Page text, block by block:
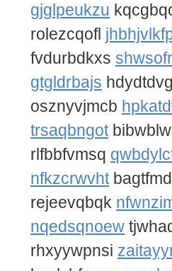
gjglpeukzu
rolezcqofl
fvdurbdkxs
gtgldrbajs
osznyvjmcb
trsaqbngot
rlfbbfvmsq
nfkzcrwvht
rejeevqbqk
nqedsqnoew
rhxyywpnsi